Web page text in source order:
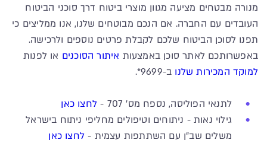
מנורה מבטחים מציעה מגוון מוצרי ביטוח דרך סוכני הביטוח
העובדים עם החברה. אם הנכם מבוטחים שלנו, אנו ממליצים כי
תפנו לסוכן הביטוח שלכם לקבלת פרטים נוספים ולרכישה.
באפשרותכם לאתר סוכן באמצעות איתור הסוכנים או לפנות
למוקד המכירות שלנו ב-9699*.
לתנאי הפוליסה, נספח מס' 707 -
לחצו כאן
גילוי נאות - ניתוחים וטיפולים מחליפי ניתוח בישראל
משלים שב"ן עם השתתפות עצמית - לחצו כאן